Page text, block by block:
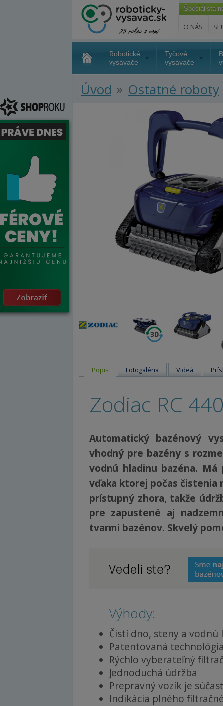
Špecialista
O NÁS
Robotické
vysávače
Tyčové
vysávače
Úvod » Ostatné roboty
Popis Fotogaléria Videá
Zodiac RC
Automatický bazénový
vhodný pre bazény s
vodnú hladinu bazéna.
vďaka ktorej počas čistenia
prístupný zhora, takže
pre zapustené aj
tvarmi bazénov. Skvelý
Výhody:
Čistí dno, steny a vodnú
Patentovaná technológia
Rýchlo vyberateľný
Jednoduchá údržba
Prepravný vozík je
Indikácia plného